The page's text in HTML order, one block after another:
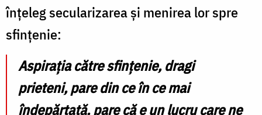
înțeleg secularizarea și menirea lor spre
sfințenie:
Aspirația către sfințenie, dragi
prieteni, pare din ce în ce mai
îndepărtată, pare că e un lucru care ne